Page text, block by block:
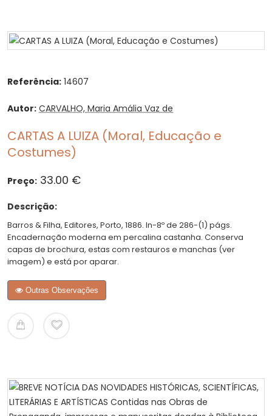
Referência: 14607
Autor: CARVALHO, Maria Amália Vaz de
CARTAS A LUIZA (Moral, Educação e
Costumes)
Preço: 33.00 €
Descrição:
Barros & Filha, Editores, Porto, 1886. In-8º de 286-(1) págs.
Encadernação moderna em percalina castanha. Conserva
capas de brochura, estas com restauros e manchas (ver
imagem) e está por aparar.
Outras Observações